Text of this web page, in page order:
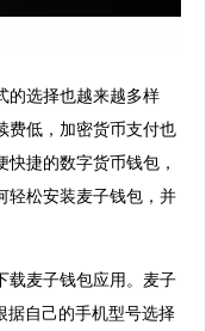
的选择也越来越多样
费低，加密货币支付也
捷的数字货币钱包，
轻松安装麦子钱包，并
载麦子钱包应用。麦子
据自己的手机型号选择